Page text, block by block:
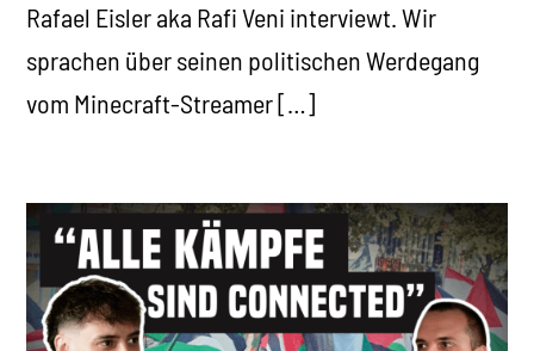
Rafael Eisler aka Rafi Veni interviewt. Wir
sprachen über seinen politischen Werdegang
vom Minecraft-Streamer […]